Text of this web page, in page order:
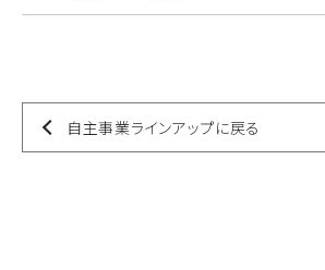
自主事業ラインアップに戻る